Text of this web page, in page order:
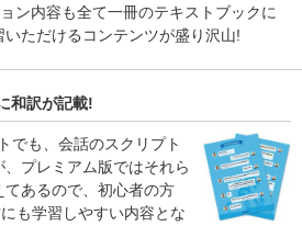
ン内容も全て一冊のテキストブックに
ただけるコンテンツが盛り沢山!
和訳が記載!
でも、会話のスクリプト
プレミアム版ではそれら
あるので、初心者の方
も学習しやすい内容とな